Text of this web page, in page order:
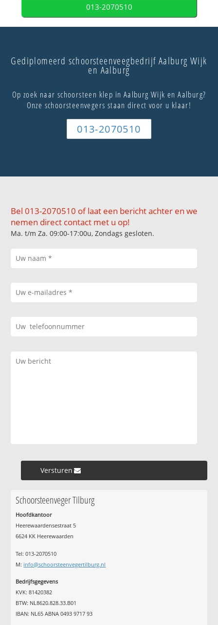
013-2070510
Gediplomeerd schoorsteenveegbedrijf Aalburg Wijk
en Aalburg
Op zoek naar schoorsteen klep in Aalburg Wijk en Aalburg?
Onze schoorsteenvegers staan direct voor u klaar!
013-2070510
Bel 013-2070510 of laat een bericht achter en we
nemen direct contact met u op!
Ma. t/m Za. 09:00-17:00u, Zondags gesloten.
Versturen »
Schoorsteenveger Tilburg
Hoofdkantoor
Heerewaardensestraat 5
6624 KK Heerewaarden
Tel: 013-2070510
M: info@schoorsteenvegertilburg.nl
Bedrijfsgegevens
KVK: 81420382
BTW: NL8620.828.33.B01
IBAN: NL65 ABNA 0493 9717 93